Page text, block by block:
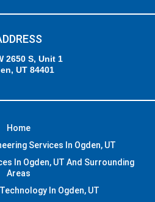
2650 S, Unit 1
UT 84401
Home
Services In Ogden, UT
In Ogden, UT And Surrounding
Areas
In Ogden, UT